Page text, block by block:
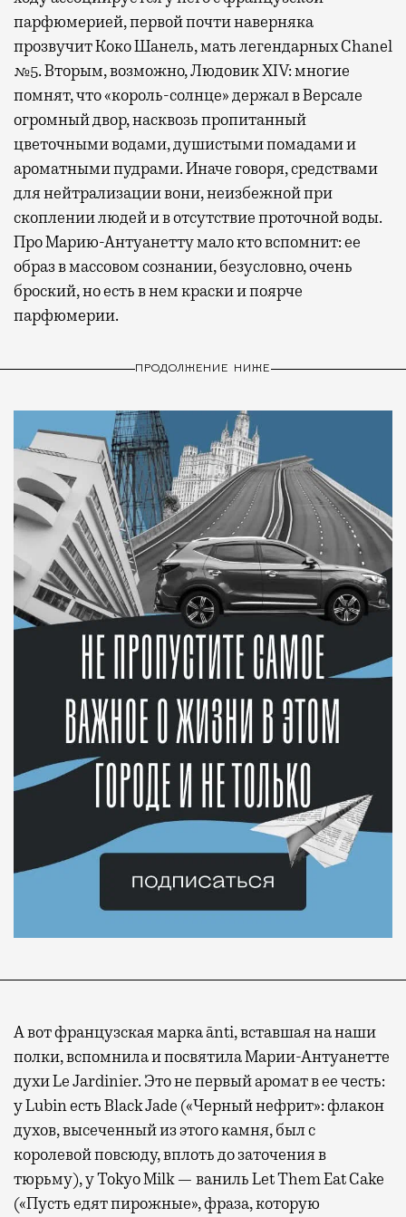
парфюмерией, первой почти наверняка
прозвучит Коко Шанель, мать легендарных Chanel
№5. Вторым, возможно, Людовик XIV: многие
помнят, что «король-солнце» держал в Версале
огромный двор, насквозь пропитанный
цветочными водами, душистыми помадами и
ароматными пудрами. Иначе говоря, средствами
для нейтрализации вони, неизбежной при
скоплении людей и в отсутствие проточной воды.
Про Марию-Антуанетту мало кто вспомнит: ее
образ в массовом сознании, безусловно, очень
броский, но есть в нем краски и поярче
парфюмерии.
ПРОДОЛЖЕНИЕ НИЖЕ
А вот французская марка ānti, вставшая на наши
полки, вспомнила и посвятила Марии-Антуанетте
духи Le Jardinier. Это не первый аромат в ее честь:
у Lubin есть Black Jade («Черный нефрит»: флакон
духов, высеченный из этого камня, был с
королевой повсюду, вплоть до заточения в
тюрьму), у Tokyo Milk — ваниль Let Them Eat Cake
(«Пусть едят пирожные», фраза, которую